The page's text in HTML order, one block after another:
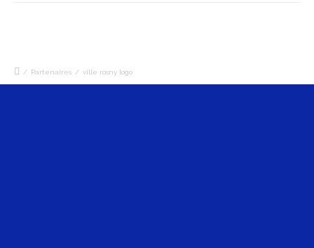
/ Partenaires / ville rosny logo